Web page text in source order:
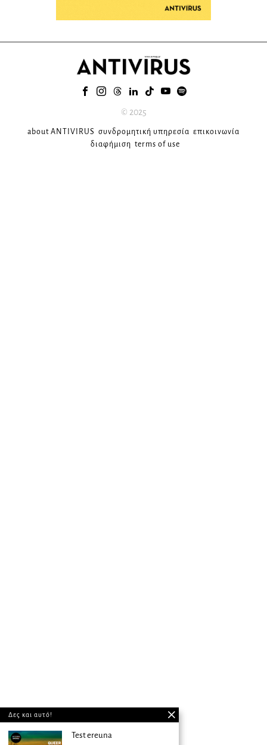
© 2025
about ANTIVIRUS συνδρομητική υπηρεσία επικοινωνία
διαφήμιση terms of use
Δες και αυτό!
Test ereuna